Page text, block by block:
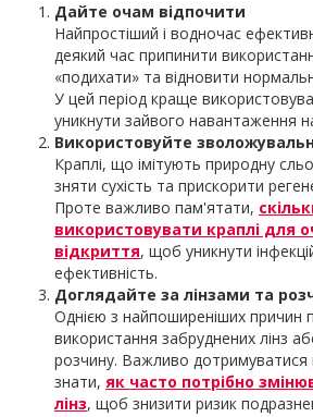
Дайте очам відпочити
Найпростіший і водночас
деякий час припинити
«подихати» та відновити
У цей період краще
уникнути зайвого навантаження
Використовуйте
Краплі, що імітують природну
зняти сухість та прискорити
Проте важливо пам'ятати,
використовувати краплі для
відкриття, щоб уникнути
ефективність.
Доглядайте за лінзами та
Однією з найпоширеніших причин
використання забруднених лінз
розчину. Важливо дотримуватися
знати, як часто потрібно
лінз, щоб знизити ризик